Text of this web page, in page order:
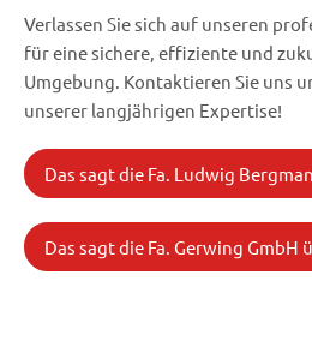
Verlassen Sie sich auf unseren
für eine sichere, effiziente und
Umgebung. Kontaktieren Sie uns
unserer langjährigen Expertise!
Das sagt die Fa. Ludwig
Das sagt die Fa. Gerwing GmbH